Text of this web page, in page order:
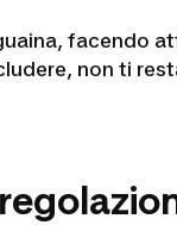
facendo
non ti